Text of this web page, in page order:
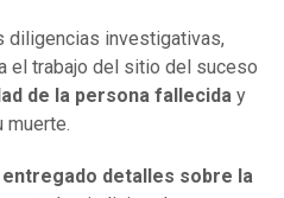
diligencias investigativas,
el trabajo del sitio del suceso
de la persona fallecida y
muerte.
entregado detalles sobre la